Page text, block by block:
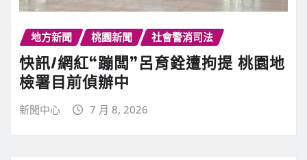
地方新聞 桃園新聞 社會警消司法
快訊∕網紅“蹦闆”呂育銓遭拘提 桃園地
檢署目前偵辦中
新聞中心 7 月 8, 2026